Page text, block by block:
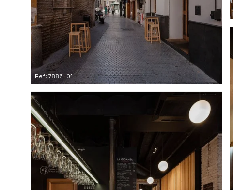
Ref: 7886_01